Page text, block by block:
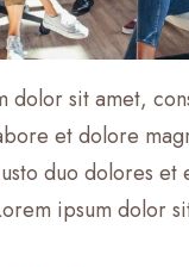
dolor sit amet,
et dolore
duo dolores
ipsum dolor